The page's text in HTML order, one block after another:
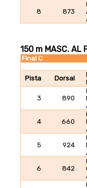
8 873
Final C
Pista Dorsal
3 890
4 660
5 924
6 842
150 m MASC. AL